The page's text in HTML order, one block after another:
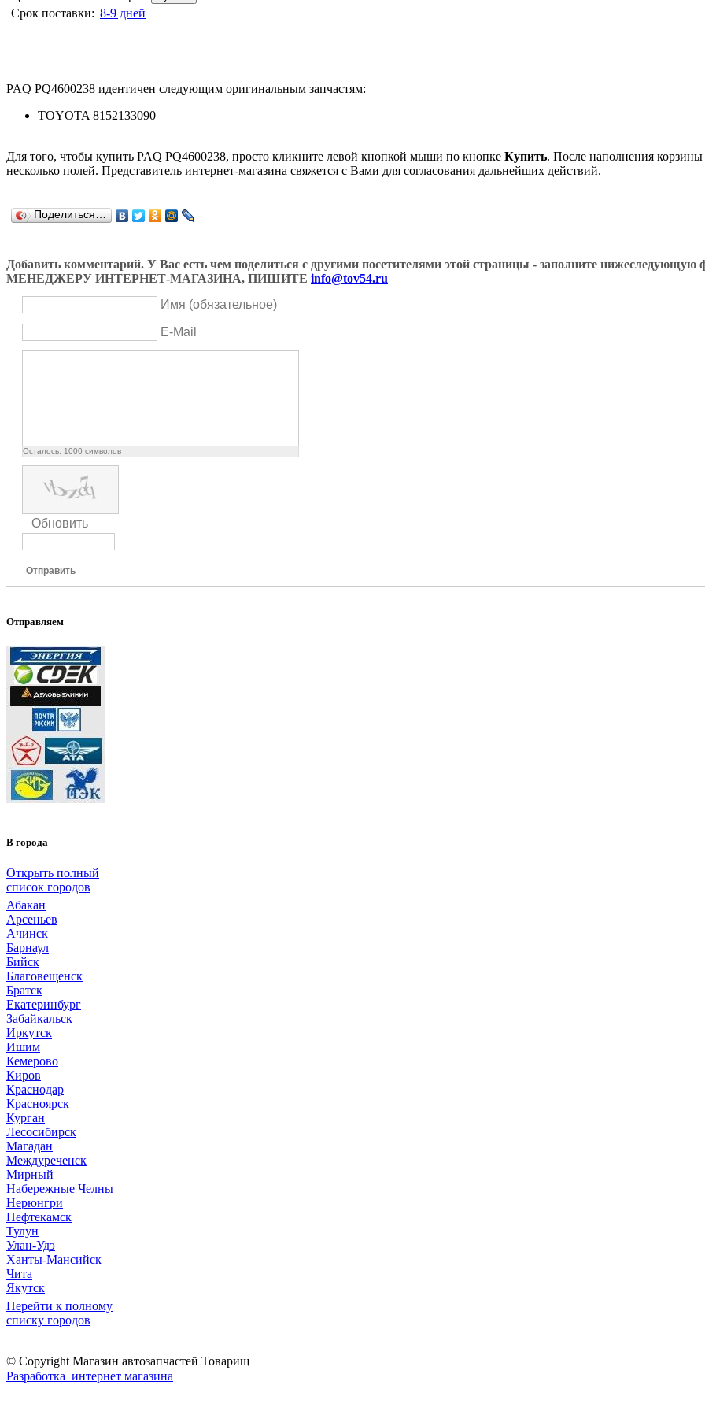
Срок поставки: 8-9 дней
PAQ PQ4600238 идентичен следующим оригинальным запчастям:
TOYOTA 8152133090
Для того, чтобы купить PAQ PQ4600238, просто кликните левой кнопкой мыши по кнопке Купить. После наполнения корзины
несколько полей. Представитель интернет-магазина свяжется с Вами для согласования дальнейших действий.
Поделиться…
Добавить комментарий. У Вас есть чем поделиться с другими посетителями этой страницы - заполните
МЕНЕДЖЕРУ ИНТЕРНЕТ-МАГАЗИНА, ПИШИТЕ info@tov54.ru
Имя (обязательное)
E-Mail
Осталось: 1000 символов
Обновить
Отправить
Отправляем
В города
Открыть полный
список городов
Абакан
Арсеньев
Ачинск
Барнаул
Бийск
Благовещенск
Братск
Екатеринбург
Забайкальск
Иркутск
Ишим
Кемерово
Киров
Краснодар
Красноярск
Курган
Лесосибирск
Магадан
Междуреченск
Мирный
Набережные Челны
Нерюнгри
Нефтекамск
Тулун
Улан-Удэ
Ханты-Мансийск
Чита
Якутск
Перейти к полному
списку городов
© Copyright Магазин автозапчастей Товарищ
Разработка интернет магазина